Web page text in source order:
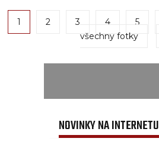
1 2 3 4 5
všechny fotky
NOVINKY NA INTERNETU